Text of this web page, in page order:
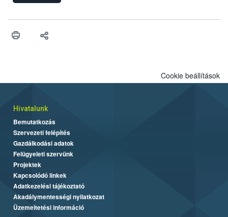
Cookie beállítások
Hivatalunk
Bemutatkozás
Szervezeti felépítés
Gazdálkodási adatok
Felügyeleti szervünk
Projektek
Kapcsolódó linkek
Adatkezelési tájékoztató
Akadálymentességi nyilatkozat
Üzemeltetési információ